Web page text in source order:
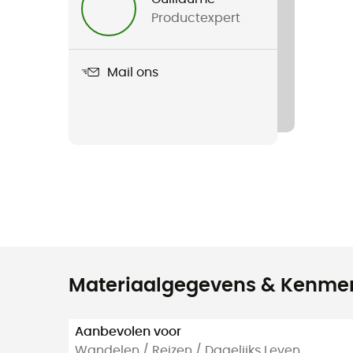
Productexpert
Mail ons
Materiaalgegevens &
Aanbevolen voor